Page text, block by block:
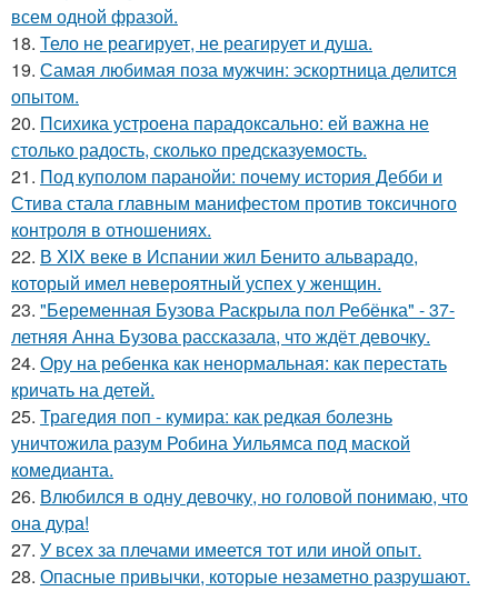
всем одной фразой.
18. Тело не реагирует, не реагирует и душа.
19. Самая любимая поза мужчин: эскортница делится
опытом.
20. Психика устроена парадоксально: ей важна не
столько радость, сколько предсказуемость.
21. Под куполом паранойи: почему история Дебби и
Стива стала главным манифестом против токсичного
контроля в отношениях.
22. В XIX веке в Испании жил Бенито альварадо,
который имел невероятный успех у женщин.
23. "Беременная Бузова Раскрыла пол Ребёнка" - 37-
летняя Анна Бузова рассказала, что ждёт девочку.
24. Ору на ребенка как ненормальная: как перестать
кричать на детей.
25. Трагедия поп - кумира: как редкая болезнь
уничтожила разум Робина Уильямса под маской
комедианта.
26. Влюбился в одну девочку, но головой понимаю, что
она дура!
27. У всех за плечами имеется тот или иной опыт.
28. Опасные привычки, которые незаметно разрушают.